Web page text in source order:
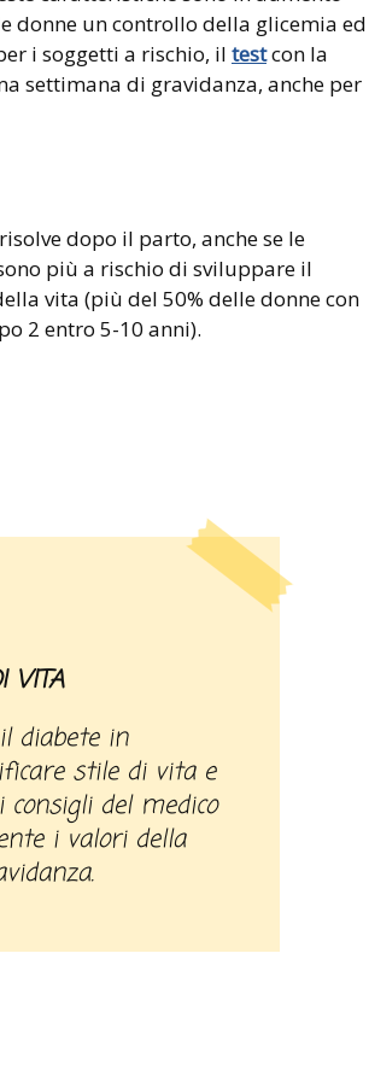
donne un controllo della glicemia ed
i soggetti a rischio, il testcon la
settimana di gravidanza, anche per
dopo il parto, anche se le
più a rischio di sviluppare il
vita (più del 50% delle donne con
2 entro 5-10 anni).
VITA
diabete in
stile di vita e
del medico
i valori della